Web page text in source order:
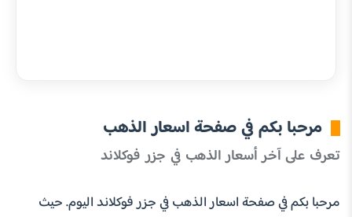
مرحبا بكم في صفحة اسعار الذهب
تعرف على آخر أسعار الذهب في جزر فوكلاند
مرحبا بكم في صفحة اسعار الذهب في جزر فوكلاند اليوم. حيث